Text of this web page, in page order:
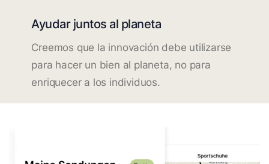
Ayudar juntos al planeta
Creemos que la innovación debe utilizarse
para hacer un bien al planeta, no para
enriquecer a los individuos.